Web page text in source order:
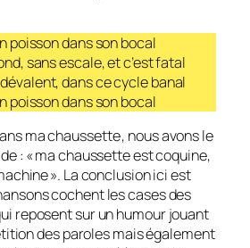
poisson dans son bocal
sans escale, et c’est fatal
dans ce cycle banal
poisson dans son bocal
ma chaussette, nous avons le
: « ma chaussette est coquine,
». La conclusion ici est
cochent les cases des
reposent sur un humour jouant
des paroles mais également